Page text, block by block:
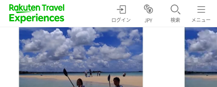
ログイン JPY 検索 メニュー